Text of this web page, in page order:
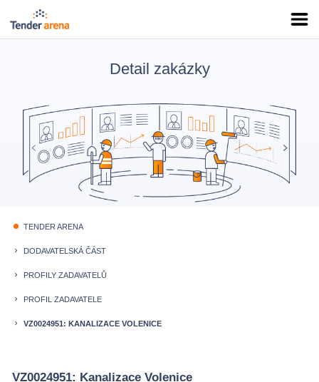
Detail zakázky
fiber_manual_record TENDER ARENA
keyboard_arrow_right DODAVATELSKÁ ČÁST
keyboard_arrow_right PROFILY ZADAVATELŮ
keyboard_arrow_right PROFIL ZADAVATELE
keyboard_arrow_right VZ0024951: KANALIZACE VOLENICE
VZ0024951: Kanalizace Volenice